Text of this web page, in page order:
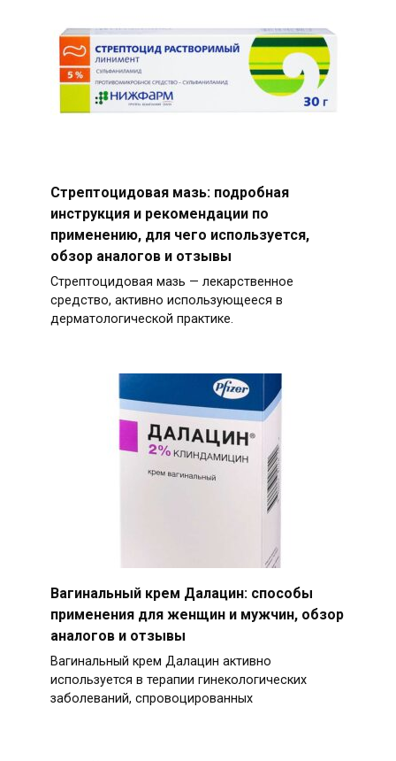
Стрептоцидовая мазь: подробная
инструкция и рекомендации по
применению, для чего используется,
обзор аналогов и отзывы
Стрептоцидовая мазь — лекарственное
средство, активно использующееся в
дерматологической практике.
Вагинальный крем Далацин: способы
применения для женщин и мужчин, обзор
аналогов и отзывы
Вагинальный крем Далацин активно
используется в терапии гинекологических
заболеваний, спровоцированных